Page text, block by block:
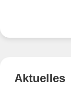
Aktuelles